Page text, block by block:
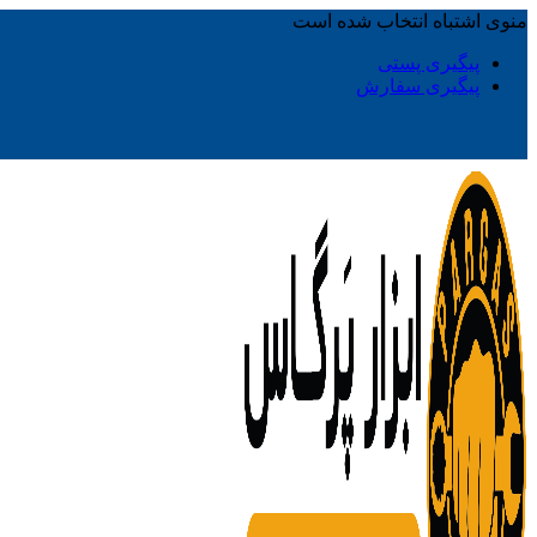
منوی اشتباه انتخاب شده است
پیگیری پستی
پیگیری سفارش